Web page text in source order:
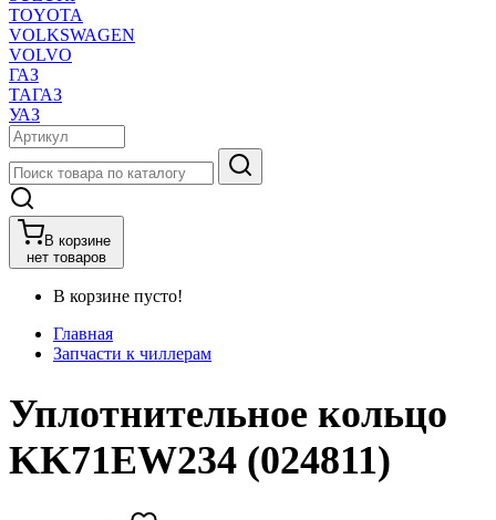
TOYOTA
VOLKSWAGEN
VOLVO
ГАЗ
ТАГАЗ
УАЗ
В корзине
нет товаров
В корзине пусто!
Главная
Запчасти к чиллерам
Уплотнительное кольцо
KK71EW234 (024811)